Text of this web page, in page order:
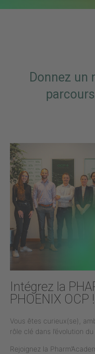
Donnez un
Intégrez la
PHOENIX OCP !
Vous êtes curieux(se),
rôle clé dans l’évolution
Rejoignez la